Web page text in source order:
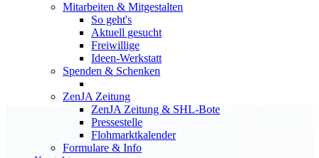
Mitarbeiten & Mitgestalten
So geht's
Aktuell gesucht
Freiwillige
Ideen-Werkstatt
Spenden & Schenken
ZenJA Zeitung
ZenJA Zeitung & SHL-Bote
Pressestelle
Flohmarktkalender
Formulare & Info